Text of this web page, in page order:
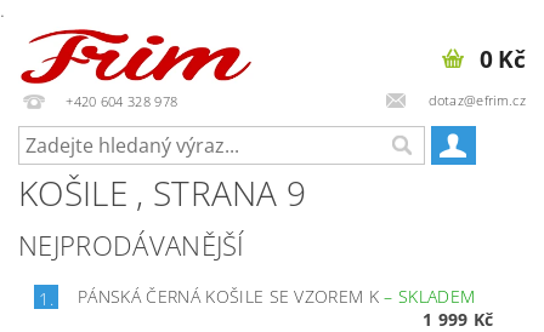
.
+420 604 328 978 dotaz@efrim.cz
0 Kč
KOŠILE , STRANA 9
NEJPRODÁVANĚJŠÍ
1. PÁNSKÁ ČERNÁ KOŠILE SE VZOREM K–SKLADEM
1 999 Kč